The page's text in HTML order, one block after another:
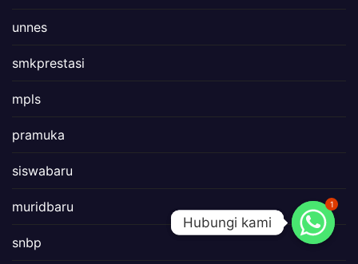
unnes
smkprestasi
mpls
pramuka
siswabaru
muridbaru
snbp
1
Hubungi kami
Hubungi kami